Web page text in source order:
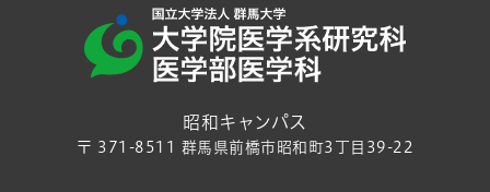
昭和キャンパス
〒 371-8511 群馬県前橋市昭和町3丁目39-22